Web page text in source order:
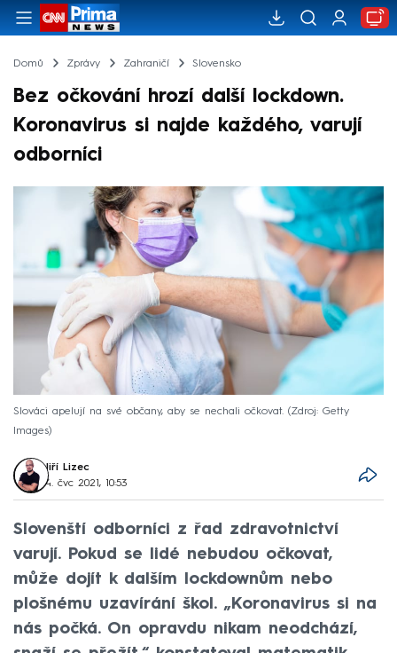
Domů Zprávy Zahraničí Slovensko
Bez očkování hrozí další lockdown.
Koronavirus si najde každého, varují
odborníci
Slováci apelují na své občany, aby se nechali očkovat.
Zdroj: Getty
Images
Jiří Lizec
4. čvc 2021, 10:53
Slovenští odborníci z řad zdravotnictví
varují. Pokud se lidé nebudou očkovat,
může dojít k dalším lockdownům nebo
plošnému uzavírání škol. „Koronavirus si na
nás počká. On opravdu nikam neodchází,